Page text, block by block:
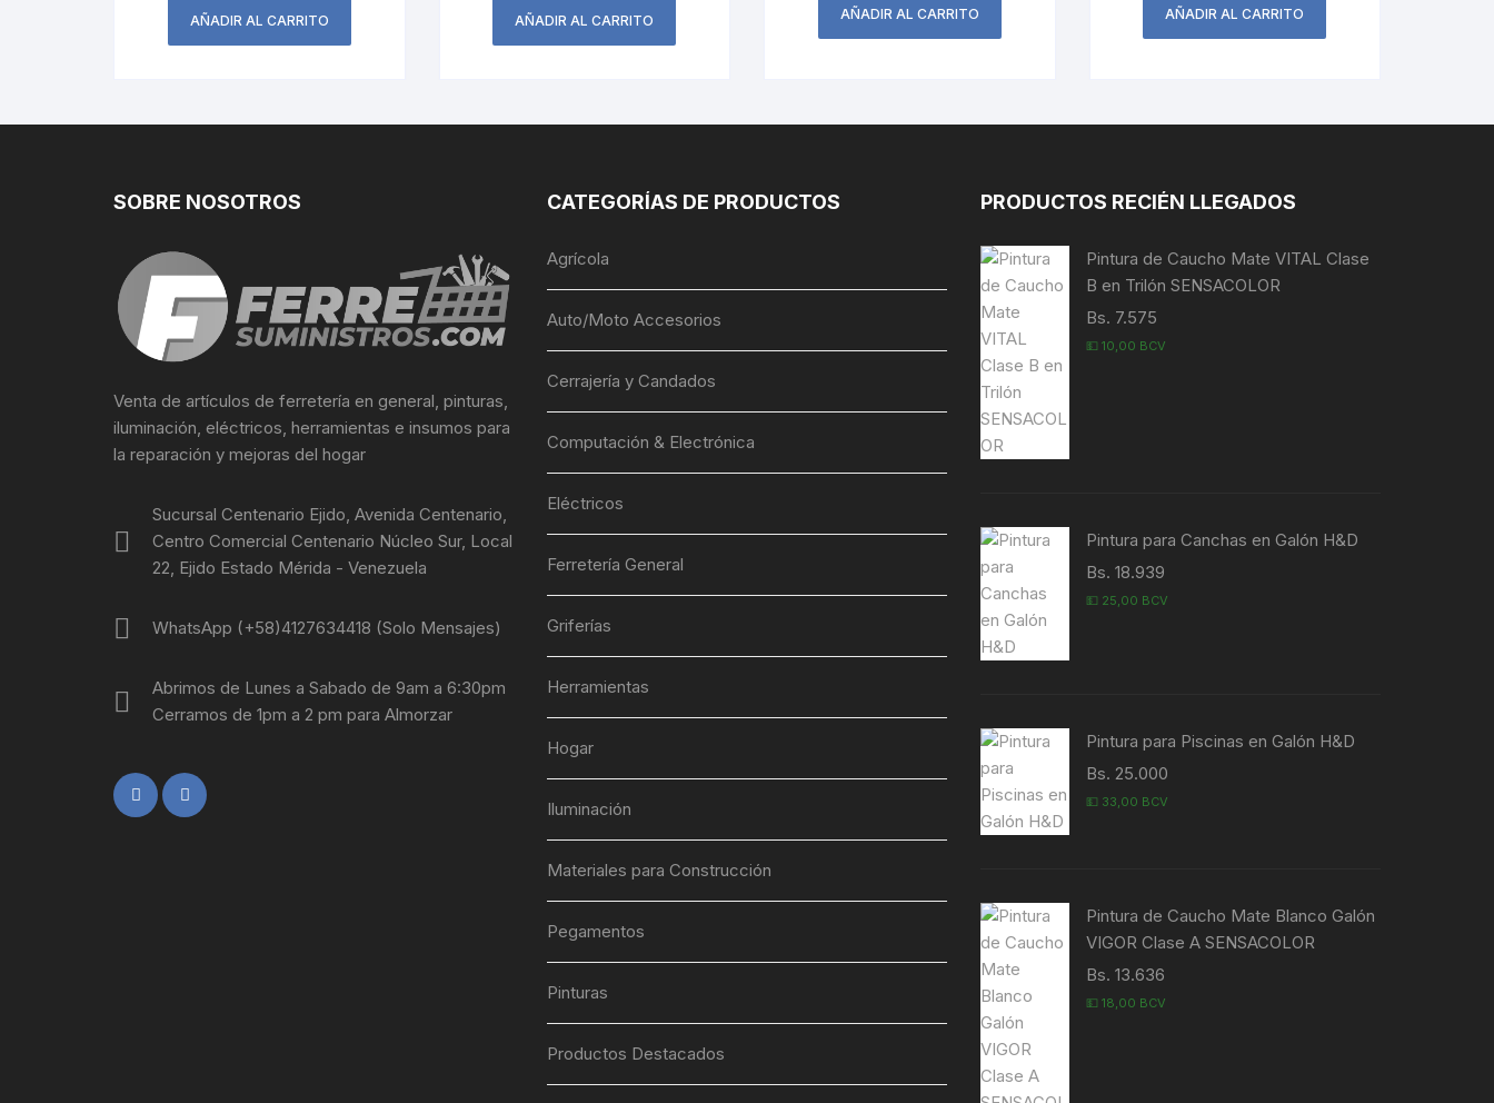
AÑADIR AL CARRITO AÑADIR AL CARRITO AÑADIR AL CARRITO AÑADIR AL CARRITO
SOBRE NOSOTROS
Venta de artículos de ferretería en general, pinturas,
iluminación, eléctricos, herramientas e insumos para
la reparación y mejoras del hogar
Sucursal Centenario Ejido, Avenida Centenario,
Centro Comercial Centenario Núcleo Sur, Local
22, Ejido Estado Mérida - Venezuela
WhatsApp (+58)4127634418 (Solo Mensajes)
Abrimos de Lunes a Sabado de 9am a 6:30pm
Cerramos de 1pm a 2 pm para Almorzar
CATEGORÍAS DE PRODUCTOS
Agrícola
Auto/Moto Accesorios
Cerrajería y Candados
Computación & Electrónica
Eléctricos
Ferretería General
Griferías
Herramientas
Hogar
Iluminación
Materiales para Construcción
Pegamentos
Pinturas
Productos Destacados
PRODUCTOS RECIÉN LLEGADOS
Pintura de Caucho Mate VITAL Clase
B en Trilón SENSACOLOR
Bs. 7.575
💵 10,00 BCV
Pintura para Canchas en Galón H&D
Bs. 18.939
💵 25,00 BCV
Pintura para Piscinas en Galón H&D
Bs. 25.000
💵 33,00 BCV
Pintura de Caucho Mate Blanco Galón
VIGOR Clase A SENSACOLOR
Bs. 13.636
💵 18,00 BCV